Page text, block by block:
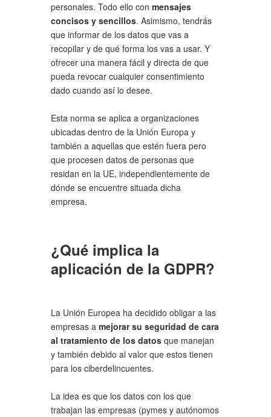
personales. Todo ello con mensajes
concisos y sencillos. Asimismo, tendrás
que informar de los datos que vas a
recopilar y de qué forma los vas a usar. Y
ofrecer una manera fácil y directa de que
pueda revocar cualquier consentimiento
dado cuando así lo desee.
Esta norma se aplica a organizaciones
ubicadas dentro de la Unión Europa y
también a aquellas que estén fuera pero
que procesen datos de personas que
residan en la UE, independientemente de
dónde se encuentre situada dicha
empresa.
¿Qué implica la
aplicación de la GDPR?
La Unión Europea ha decidido obligar a las
empresas a mejorar su seguridad de cara
al tratamiento de los datos que manejan
y también debido al valor que estos tienen
para los ciberdelincuentes.
La idea es que los datos con los que
trabajan las empresas (pymes y autónomos